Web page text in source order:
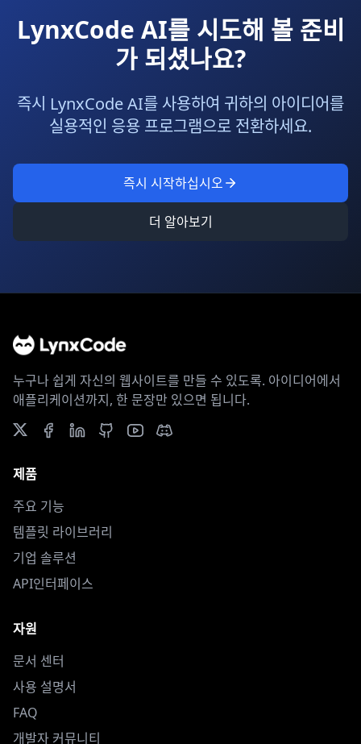
LynxCode AI를 시도해 볼 준비
가 되셨나요?
즉시 LynxCode AI를 사용하여 귀하의 아이디어를
실용적인 응용 프로그램으로 전환하세요.
즉시 시작하십시오
더 알아보기
누구나 쉽게 자신의 웹사이트를 만들 수 있도록. 아이디어에서
애플리케이션까지, 한 문장만 있으면 됩니다.
제품
주요 기능
템플릿 라이브러리
기업 솔루션
API인터페이스
자원
문서 센터
사용 설명서
FAQ
개발자 커뮤니티